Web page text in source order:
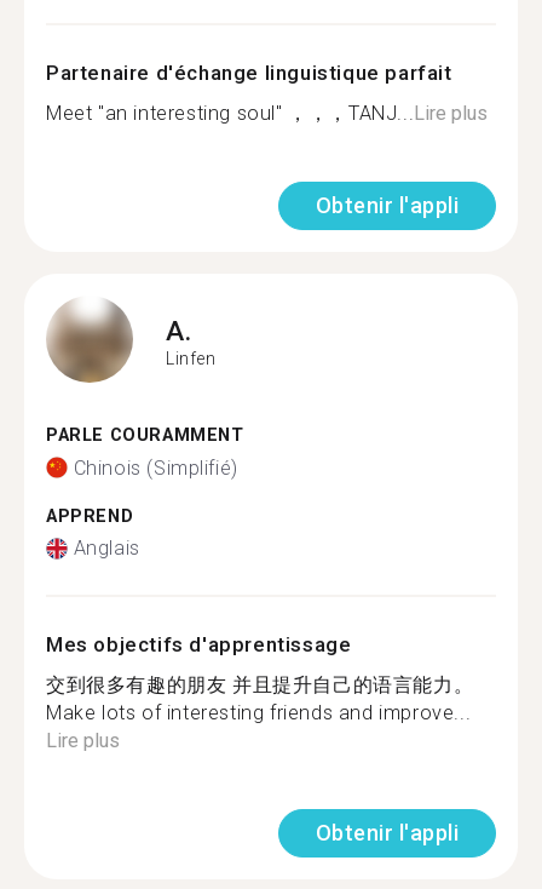
Partenaire d'échange linguistique parfait
Meet "an interesting soul" ，，，TANJ...Lire plus
Obtenir l'appli
A.
Linfen
PARLE COURAMMENT
Chinois (Simplifié)
APPREND
Anglais
Mes objectifs d'apprentissage
交到很多有趣的朋友 并且提升自己的语言能力。
Make lots of interesting friends and improve...
Lire plus
Obtenir l'appli